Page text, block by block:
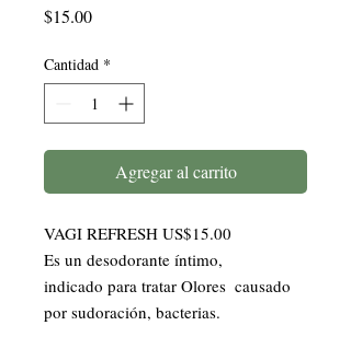
$15.00Precio
Cantidad *
Agregar al carrito
VAGI REFRESH US$15.00
Es un desodorante íntimo,
indicado para tratar Olores  causado
por sudoración, bacterias.